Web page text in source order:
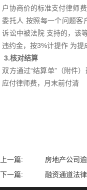
户协商价的标准支付律师
委托人 按照每一个问题客
诉讼中被法院 支持的，该
违约金，按3%计提作 为提
3.核对结算
双方通过“结算单”（附件
应付律师费，月末前付清
上一篇:
房地产公司
下一篇:
融资通道法